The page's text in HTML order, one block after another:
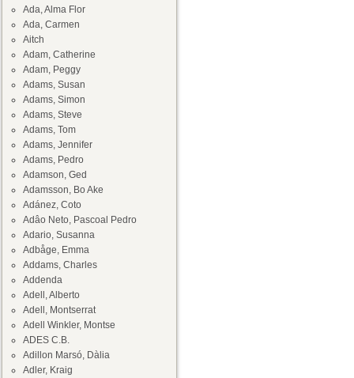
Ada, Alma Flor
Ada, Carmen
Aitch
Adam, Catherine
Adam, Peggy
Adams, Susan
Adams, Simon
Adams, Steve
Adams, Tom
Adams, Jennifer
Adams, Pedro
Adamson, Ged
Adamsson, Bo Ake
Adánez, Coto
Adâo Neto, Pascoal Pedro
Adario, Susanna
Adbåge, Emma
Addams, Charles
Addenda
Adell, Alberto
Adell, Montserrat
Adell Winkler, Montse
ADES C.B.
Adillon Marsó, Dàlia
Adler, Kraig